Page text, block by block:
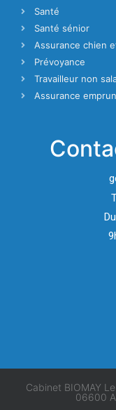
Santé
Santé sénior
Assurance chien
Prévoyance
Travailleur non
Assurance
Cabinet BIOMAY
06600